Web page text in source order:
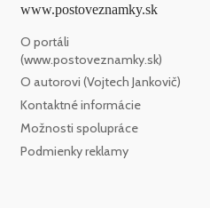
www.postoveznamky.sk
O portáli
(www.postoveznamky.sk)
O autorovi (Vojtech Jankovič)
Kontaktné informácie
Možnosti spolupráce
Podmienky reklamy